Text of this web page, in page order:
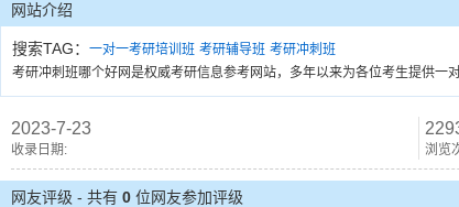
网站介绍
搜索TAG： 一对一考研培训班 考研辅导班 考研冲刺班
考研冲刺班哪个好网是权威考研信息参考网站，多年以来为各位考生提供一
2023-7-23
收录日期: 浏览
网友评级 - 共有 0 位网友参加评级